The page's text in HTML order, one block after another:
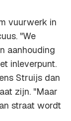
vuurwerk in
"We
aanhouding
inleverpunt.
Struijs dan
zijn. "Maar
straat wordt